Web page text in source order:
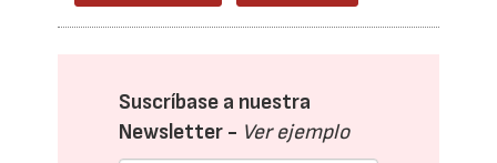
Suscríbase a nuestra
Newsletter - Ver ejemplo